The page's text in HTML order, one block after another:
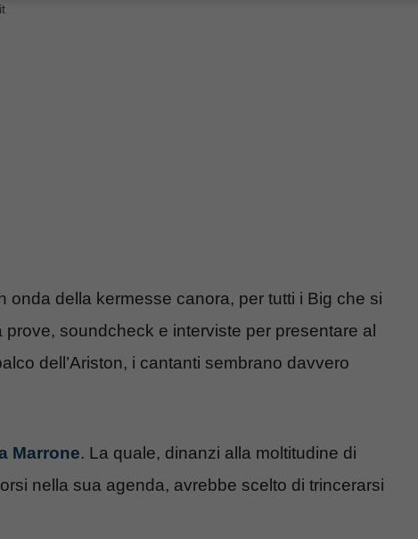
onda della kermesse canora, per tutti i Big che si
prove, soundcheck e interviste per presentare al
dell’Ariston, i cantanti sembrano davvero
Marrone. La quale, dinanzi alla moltitudine di
nella sua agenda, avrebbe scelto di trincerarsi